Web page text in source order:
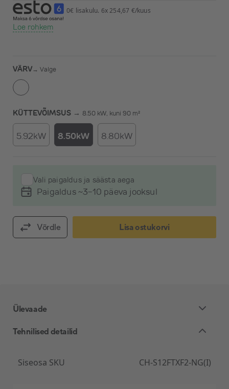
0€ lisakulu. 6x 254,67 €/kuus
Loe rohkem
VÄRV→ Valge
KÜTTEVÕIMSUS → 8.50 kW, kuni 90 m²
5.92kW 8.50kW 8.80kW
Vali paigaldus ja säästa aega
Paigaldus ~3-10 päeva jooksul
Võrdle Lisa ostukorvi
Ülevaade
Keskonnasõbralik jahutusseade
Tehnilised detailid
Siseosa SKU CH-S12FTXF2-NG(I)